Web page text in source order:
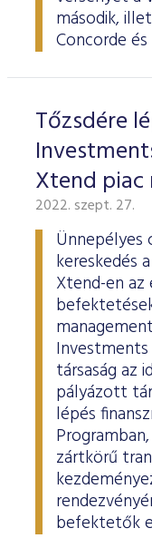
ESG
második,
Concorde
Tőzsdére
Xtend piac
2022. szept. 27.
Ünnepélyes
kereskedés
Xtend-en az
társaság az
pályázott
lépés
zártkörű
befektetők